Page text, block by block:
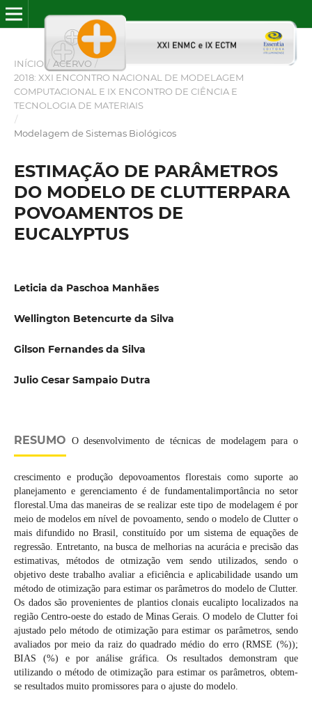
INÍCIO / ACERVO /
2018: XXI ENCONTRO NACIONAL DE MODELAGEM
COMPUTACIONAL E IX ENCONTRO DE CIÊNCIA E
TECNOLOGIA DE MATERIAIS
/
Modelagem de Sistemas Biológicos
ESTIMAÇÃO DE PARÂMETROS
DO MODELO DE CLUTTERPARA
POVOAMENTOS DE
EUCALYPTUS
Leticia da Paschoa Manhães
Wellington Betencurte da Silva
Gilson Fernandes da Silva
Julio Cesar Sampaio Dutra
RESUMO O desenvolvimento de técnicas de modelagem para o
crescimento e produção depovoamentos florestais como suporte ao
planejamento e gerenciamento é de fundamentalimportância no setor
florestal.Uma das maneiras de se realizar este tipo de modelagem é por
meio de modelos em nível de povoamento, sendo o modelo de Clutter o
mais difundido no Brasil, constituído por um sistema de equações de
regressão. Entretanto, na busca de melhorias na acurácia e precisão das
estimativas, métodos de otmização vem sendo utilizados, sendo o
objetivo deste trabalho avaliar a eficiência e aplicabilidade usando um
método de otimização para estimar os parâmetros do modelo de Clutter.
Os dados são provenientes de plantios clonais eucalipto localizados na
região Centro-oeste do estado de Minas Gerais. O modelo de Clutter foi
ajustado pelo método de otimização para estimar os parâmetros, sendo
avaliados por meio da raiz do quadrado médio do erro (RMSE (%));
BIAS (%) e por análise gráfica. Os resultados demonstram que
utilizando o método de otimização para estimar os parâmetros, obtem-
se resultados muito promissores para o ajuste do modelo.